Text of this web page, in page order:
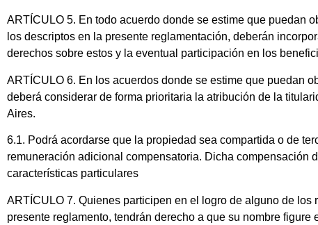
ARTÍCULO 5. En todo acuerdo donde se estime que puedan
los descriptos en la presente reglamentación, deberán
derechos sobre estos y la eventual participación en los
ARTÍCULO 6. En los acuerdos donde se estime que puedan
deberá considerar de forma prioritaria la atribución de la
Aires.
6.1. Podrá acordarse que la propiedad sea compartida o de
remuneración adicional compensatoria. Dicha compensación
características particulares
ARTÍCULO 7. Quienes participen en el logro de alguno de
presente reglamento, tendrán derecho a que su nombre